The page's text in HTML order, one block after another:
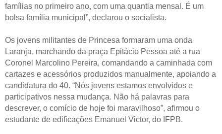
famílias no primeiro ano, com uma quantia mensal. É um
bolsa família municipal”, declarou o socialista.
Os jovens militantes de Princesa formaram uma onda
Laranja, marchando da praça Epitácio Pessoa até a rua
Coronel Marcolino Pereira, comandando a caminhada com
cartazes e acessórios produzidos manualmente, apoiando a
candidatura do 40. “Nós jovens estamos envolvidos e
participativos nessa mudança. Não há palavras para
descrever, o comício de hoje foi maravilhoso”, afirmou o
estudante de edificações Emanuel Victor, do IFPB.